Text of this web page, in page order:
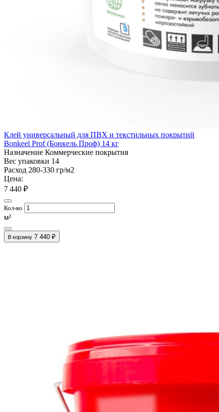
Клей универсальный для ПВХ и текстильных покрытий
Bonkeel Prof (Бонкель Проф) 14 кг
Назначение Коммерческие покрытия
Вес упаковки 14
Расход 280-330 гр/м2
Цена:
7 440 ₽
Кол-во
м²
В корзину 7 440 ₽